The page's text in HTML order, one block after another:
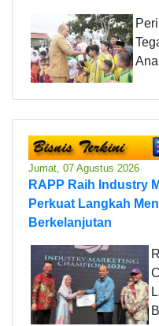
Jumat, 07 Agustus 2026
RAPP Raih Industry
Perkuat Langkah
Berkelanjutan